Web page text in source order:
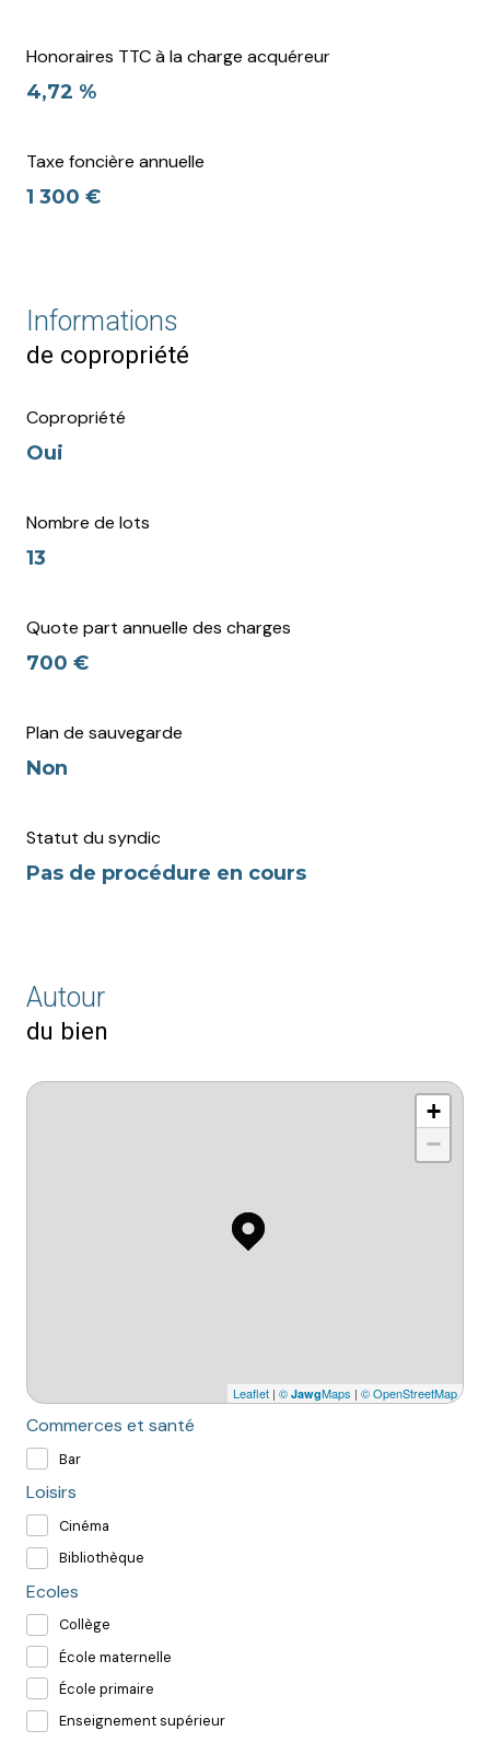
Honoraires TTC à la charge acquéreur
4,72 %
Taxe foncière annuelle
1 300 €
Informations
de copropriété
Copropriété
Oui
Nombre de lots
13
Quote part annuelle des charges
700 €
Plan de sauvegarde
Non
Statut du syndic
Pas de procédure en cours
Autour
du bien
+
−
Leaflet | © JawgMaps | © OpenStreetMap
Commerces et santé
Bar
Loisirs
Cinéma
Bibliothèque
Ecoles
Collège
École maternelle
École primaire
Enseignement supérieur